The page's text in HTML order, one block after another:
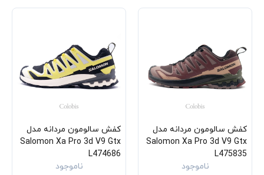
کفش سالومون مردانه مدل
Salomon Xa Pro 3d V9 Gtx
L475835
ناموجود
کفش سالومون مردانه مدل
Salomon Xa Pro 3d V9 Gtx
L474686
ناموجود